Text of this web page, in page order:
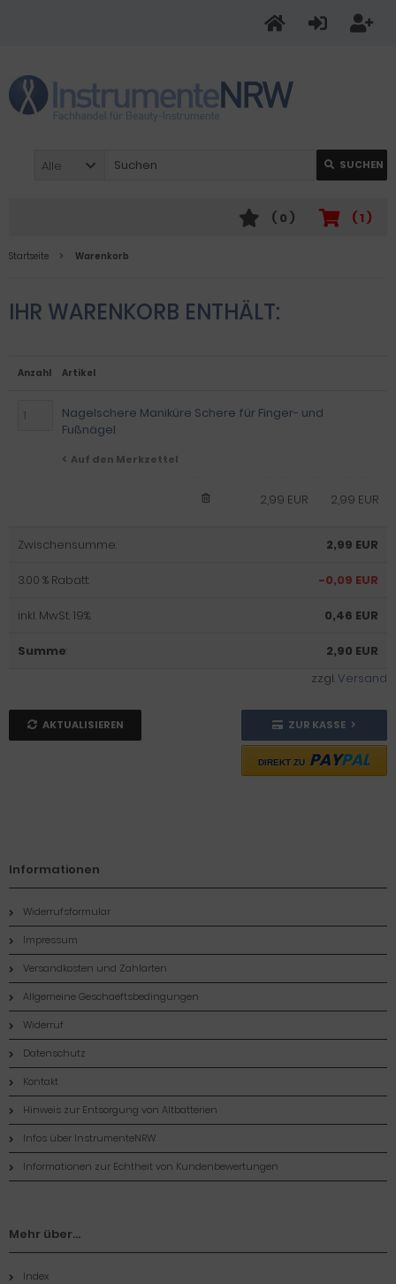
Alle SUCHEN
( 1 )
( 0 )
Startseite Warenkorb
IHR WARENKORB ENTHÄLT:
Anzahl Artikel
Nagelschere Maniküre Schere für Finger- und
Fußnägel
Auf den Merkzettel
2,99 EUR
2,99 EUR
Zwischensumme: 2,99 EUR
3.00 % Rabatt: -0,09 EUR
inkl. MwSt. 19%: 0,46 EUR
Summe:
2,90 EUR
zzgl.Versand
AKTUALISIEREN ZUR KASSE
DIREKT ZU PAYPAL
Informationen
Widerrufsformular
Impressum
Versandkosten und Zahlarten
Allgemeine Geschaeftsbedingungen
Widerruf
Datenschutz
Kontakt
Hinweis zur Entsorgung von Altbatterien
Infos über InstrumenteNRW
Informationen zur Echtheit von Kundenbewertungen
Mehr über...
Index